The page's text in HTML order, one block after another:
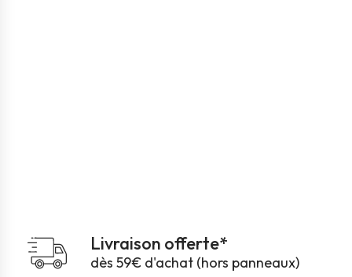
Livraison offerte*
dès 59€ d'achat (hors panneaux)